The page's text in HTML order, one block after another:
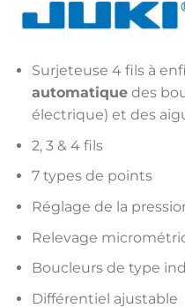
initial
était :
Surjeteuse 4 fils à
automatiquedes
électrique) et des
2, 3 & 4 fils
7 types de points
Réglage de la
Relevage
Boucleurs de type
Différentiel ajustable